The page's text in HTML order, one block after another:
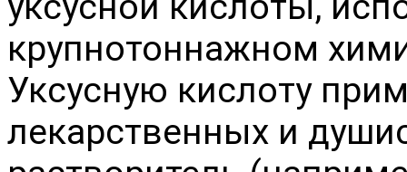
крупнотоннажном
Уксусную кислоту
лекарственных и